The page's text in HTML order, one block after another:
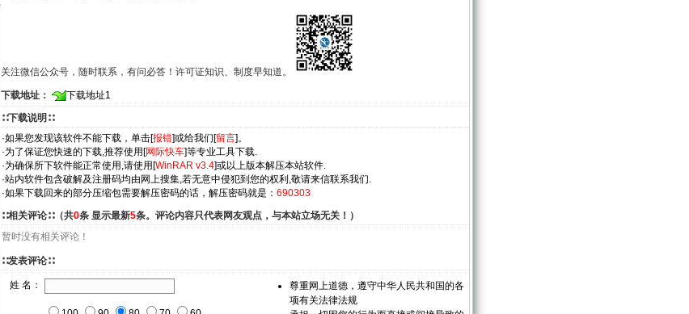
关注微信公众号，随时联系，有问必答！许可证知识、制度早知道。
下载地址：
下载地址1
∷下载说明∷
·如果您发现该软件不能下载，单击[报错]或给我们[留言]。
·为了保证您快速的下载,推荐使用[网际快车]等专业工具下载.
·为确保所下软件能正常使用,请使用[WinRAR v3.4]或以上版本解压本站软件.
·站内软件包含破解及注册码均由网上搜集,若无意中侵犯到您的权利,敬请来信联系我们.
·如果下载回来的部分压缩包需要解压密码的话，解压密码就是： 690303
∷相关评论∷（共0条 显示最新5条。评论内容只代表网友观点，与本站立场无关！）
暂时没有相关评论！
∷发表评论∷
姓 名：
尊重网上道德，遵守中华人民共和国的各
项有关法律法规